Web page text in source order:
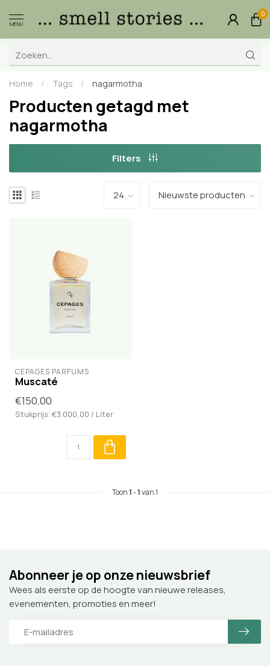
MENU
0
Home / Tags / nagarmotha
Producten getagd met
nagarmotha
Filters
CÉPAGES PARFUMS
Muscaté
€150,00
Stukprijs: €3.000,00 / Liter
Toon1-1van 1
Abonneer je op onze nieuwsbrief
Wees als eerste op de hoogte van nieuwe releases,
evenementen, promoties en meer!